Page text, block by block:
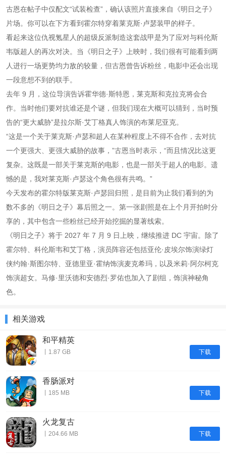
古恩在帖子中仅配文“试装检查”，确认该照片直接来自《明日之子》
片场。你可以在下方看到霍尔特穿着莱克斯·卢瑟装甲的样子。
看起来这位仇视氪星人的超级反派制造这套战甲是为了应对与科伦斯
韦版超人的再次对决。当《明日之子》上映时，我们很有可能看到两
人进行一场更势均力敌的较量，但古恩曾告诉粉丝，电影中还会出现
一段意想不到的联手。
去年 9 月，这位导演告诉霍华德·斯特恩，莱克斯和克拉克将会合
作。当时他们要对抗谁还是个谜，但我们现在大概可以猜到，当时预
告的“更大威胁”是拉尔斯·艾丁格真人饰演的布莱尼亚克。
“这是一个关于莱克斯·卢瑟和超人在某种程度上不得不合作，去对抗
一个更强大、更强大威胁的故事，”古恩当时表示，“而且情况比这更
复杂。这既是一部关于莱克斯的电影，也是一部关于超人的电影。遗
憾的是，我对莱克斯·卢瑟这个角色很有共鸣。”
今天发布的霍尔特版莱克斯·卢瑟回归照，是目前为止我们看到的为
数不多的《明日之子》幕后照之一。第一张剧照是在上个月开拍时分
享的，其中包含一些粉丝已经开始挖掘的显著线索。
《明日之子》将于 2027 年 7 月 9 日上映，继续推进 DC 宇宙。除了
霍尔特、科伦斯韦和艾丁格，演员阵容还包括亚伦·皮埃尔饰演绿灯
侠约翰·斯图尔特、亚德里亚·霍纳饰演麦克希玛，以及米莉·阿尔柯克
饰演超女。马修·里沃德和安德烈·罗佑也加入了剧组，饰演神秘角
色。
相关游戏
下载
和平精英
丨1.87 GB
下载
香肠派对
丨185 MB
下载
火龙复古
丨204.66 MB